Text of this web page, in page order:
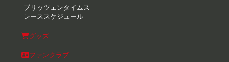
ブリッツェンタイムス
レーススケジュール
グッズ
ファンクラブ